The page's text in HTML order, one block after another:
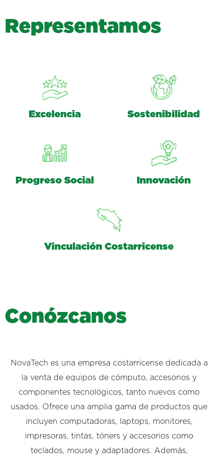
Representamos
Excelencia Sostenibilidad
Progreso Social Innovación
Vinculación Costarricense
Conózcanos
NovaTech es una empresa costarricense dedicada a
la venta de equipos de cómputo, accesorios y
componentes tecnológicos, tanto nuevos como
usados. Ofrece una amplia gama de productos que
incluyen computadoras, laptops, monitores,
impresoras, tintas, tóners y accesorios como
teclados, mouse y adaptadores. Además,